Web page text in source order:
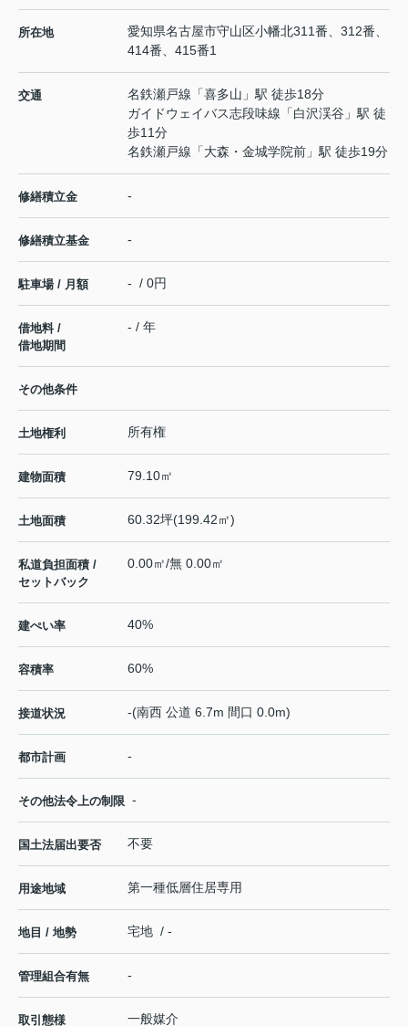
所在地 愛知県名古屋市守山区小幡北311番、312番、
414番、415番1
交通 名鉄瀬戸線 「喜多山 」駅 徒歩18分
ガイドウェイバス志段味線 「白沢渓谷 」駅 徒
歩11分
名鉄瀬戸線 「大森・金城学院前 」駅 徒歩19分
修繕積立金 -
修繕積立基金 -
駐車場 / 月額 - / 0円
借地料 /
借地期間
- / 年
その他条件
土地権利 所有権
建物面積 79.10㎡
土地面積 60.32坪(199.42㎡)
私道負担面積 /
セットバック
0.00㎡/無 0.00㎡
建ぺい率 40%
容積率 60%
接道状況 -(南西 公道 6.7m 間口 0.0m)
都市計画 -
その他法令上の制限 -
国土法届出要否 不要
用途地域 第一種低層住居専用
地目 / 地勢 宅地 / -
管理組合有無 -
取引態様 一般媒介